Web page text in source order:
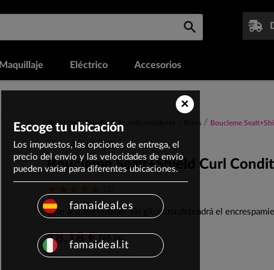
Maquillaje Eléctrico Accesorios
Inicio Cabello Rizos Boucleme
Marca: BOUCLÈME
Boucleme Sealt+Shield Curl
Este acondicionador sin glicerina detendrá el
18,18 €
×
Escoge tu ubicación
Los impuestos, las opciones de entrega, el
precio del envío y las velocidades de envío
pueden variar para diferentes ubicaciones.
famaideal.es
famaideal.it